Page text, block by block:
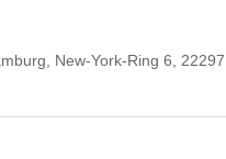
New-York-Ring 6,